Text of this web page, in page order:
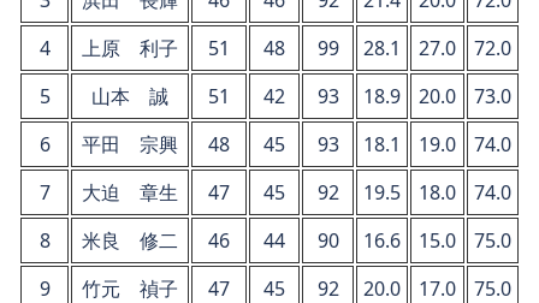
4
上原 利子 51 48 99 28.1 27.0
72.0
5
山本 誠 51 42 93 18.9 20.0
73.0
6
平田 宗興 48 45 93 18.1 19.0
74.0
7
大迫 章生 47 45 92 19.5 18.0
74.0
8
米良 修二 46 44 90 16.6 15.0
75.0
9
竹元 禎子 47 45 92 20.0 17.0
75.0